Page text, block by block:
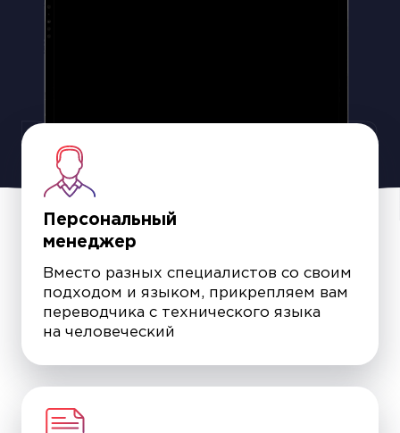
Персональный
менеджер
Вместо разных специалистов со своим
подходом и языком, прикрепляем вам
переводчика с технического языка
на человеческий